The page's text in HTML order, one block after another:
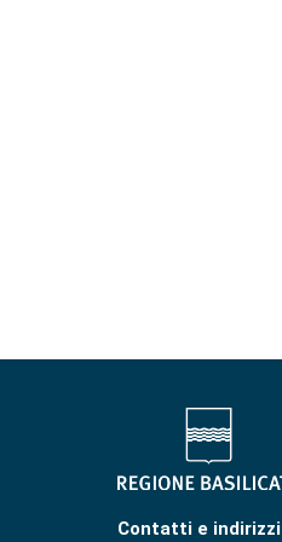
Contatti e indirizzi